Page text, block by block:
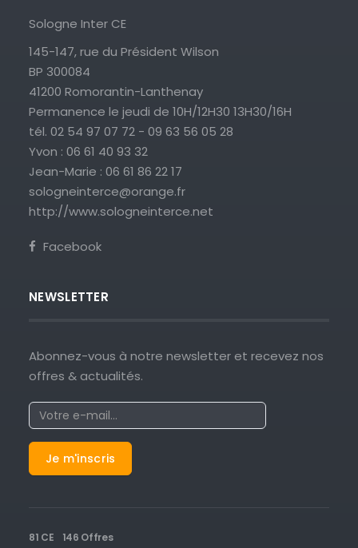
Sologne Inter CE
145-147, rue du Président Wilson
BP 300084
41200 Romorantin-Lanthenay
Permanence le jeudi de 10H/12H30 13H30/16H
tél. 02 54 97 07 72 - 09 63 56 05 28
Yvon : 06 61 40 93 32
Jean-Marie : 06 61 86 22 17
sologneinterce@orange.fr
http://www.sologneinterce.net
Facebook
NEWSLETTER
Abonnez-vous à notre newsletter et recevez nos
offres & actualités.
81 CE 146 Offres